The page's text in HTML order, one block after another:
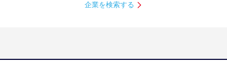
【4年生】
説明会を探す
企業を検索する